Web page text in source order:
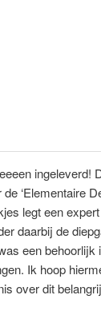
ingeleverd!
de ‘Elementaire
legt een
daarbij de
een behoorlijk
Ik hoop
over dit